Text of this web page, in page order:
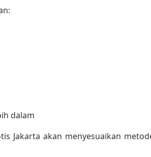
dalam
Jakarta akan menyesuaikan